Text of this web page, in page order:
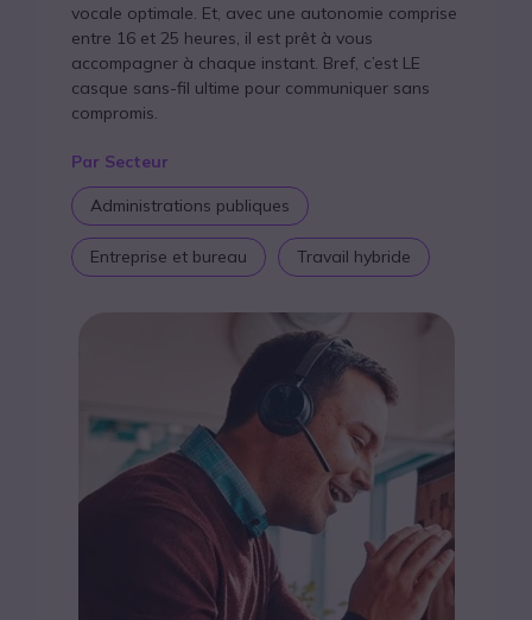
vocale optimale. Et, avec une autonomie comprise
entre 16 et 25 heures, il est prêt à vous
accompagner à chaque instant. Bref, c’est LE
casque sans-fil ultime pour communiquer sans
compromis.
Par Secteur
Administrations publiques
Entreprise et bureau Travail hybride